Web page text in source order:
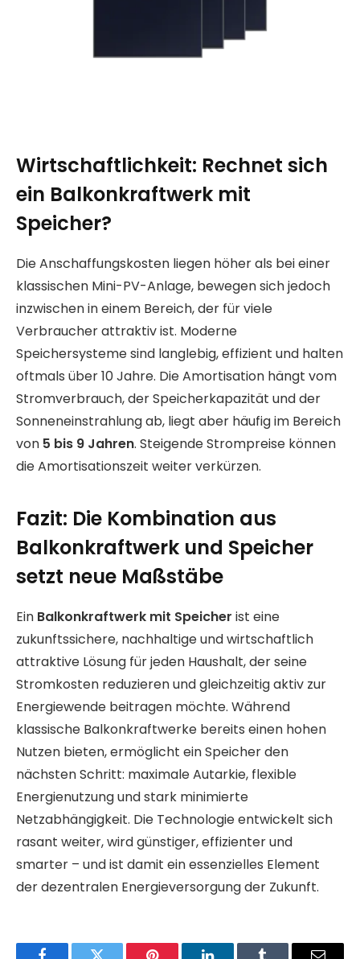
Wirtschaftlichkeit: Rechnet sich
ein Balkonkraftwerk mit
Speicher?
Die Anschaffungskosten liegen höher als bei einer
klassischen Mini-PV-Anlage, bewegen sich jedoch
inzwischen in einem Bereich, der für viele
Verbraucher attraktiv ist. Moderne
Speichersysteme sind langlebig, effizient und halten
oftmals über 10 Jahre. Die Amortisation hängt vom
Stromverbrauch, der Speicherkapazität und der
Sonneneinstrahlung ab, liegt aber häufig im Bereich
von 5 bis 9 Jahren. Steigende Strompreise können
die Amortisationszeit weiter verkürzen.
Fazit: Die Kombination aus
Balkonkraftwerk und Speicher
setzt neue Maßstäbe
Ein Balkonkraftwerk mit Speicher ist eine
zukunftssichere, nachhaltige und wirtschaftlich
attraktive Lösung für jeden Haushalt, der seine
Stromkosten reduzieren und gleichzeitig aktiv zur
Energiewende beitragen möchte. Während
klassische Balkonkraftwerke bereits einen hohen
Nutzen bieten, ermöglicht ein Speicher den
nächsten Schritt: maximale Autarkie, flexible
Energienutzung und stark minimierte
Netzabhängigkeit. Die Technologie entwickelt sich
rasant weiter, wird günstiger, effizienter und
smarter – und ist damit ein essenzielles Element
der dezentralen Energieversorgung der Zukunft.